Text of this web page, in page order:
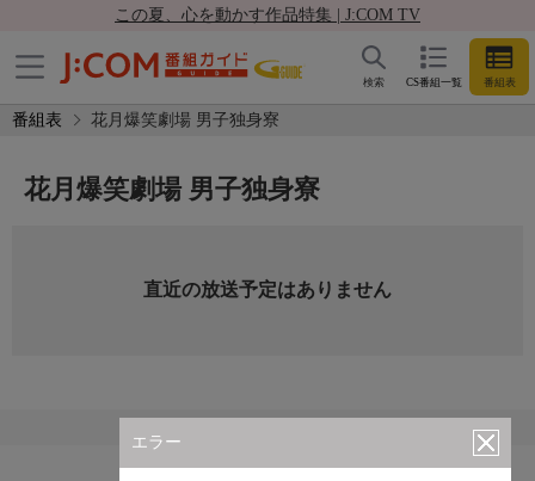
この夏、心を動かす作品特集 | J:COM TV
CS番組一覧 番組表
検索
番組表 花月爆笑劇場 男子独身寮
エラー
花月爆笑劇場 男子独身寮
直近の放送予定はありません